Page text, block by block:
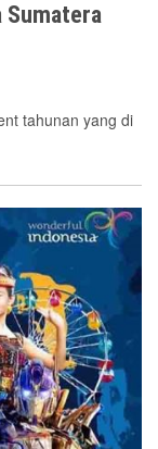
Sumatera
tahunan yang di